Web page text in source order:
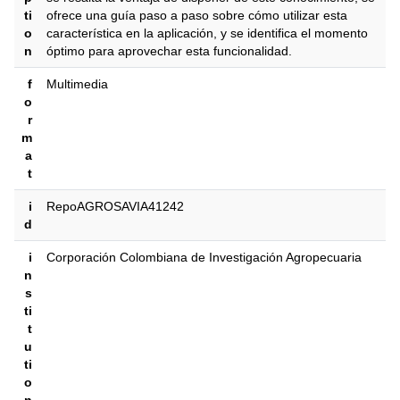
ti
o
n
ofrece una guía paso a paso sobre cómo utilizar esta
característica en la aplicación, y se identifica el momento
óptimo para aprovechar esta funcionalidad.
f
o
r
m
a
t
Multimedia
i
d
RepoAGROSAVIA41242
i
n
s
ti
t
u
ti
o
Corporación Colombiana de Investigación Agropecuaria